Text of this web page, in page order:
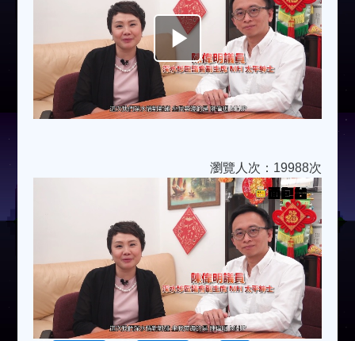
Video
瀏覽人次：19988次